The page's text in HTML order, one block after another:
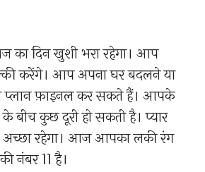
दिन खुशी भरा रहेगा। आप
करेंगे। आप अपना घर बदलने या
प्लान फ़ाइनल कर सकते हैं। आपके
बीच कुछ दूरी हो सकती है। प्यार
अच्छा रहेगा। आज आपका लकी रंग
नंबर 11 है।